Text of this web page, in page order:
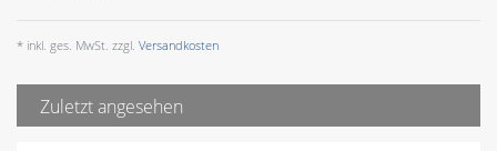
* inkl. ges. MwSt. zzgl. Versandkosten
Zuletzt angesehen